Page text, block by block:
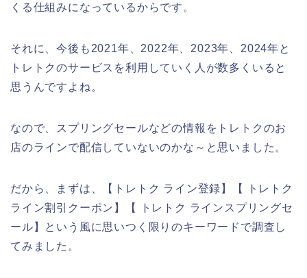
くる仕組みになっているからです。
それに、今後も2021年、2022年、2023年、2024年と
トレトクのサービスを利用していく人が数多くいると
思うんですよね。
なので、スプリングセールなどの情報をトレトクのお
店のラインで配信していないのかな～と思いました。
だから、まずは、【トレトク ライン登録】【 トレトク
ライン割引クーポン】【 トレトク ラインスプリングセ
ール】という風に思いつく限りのキーワードで調査し
てみました。